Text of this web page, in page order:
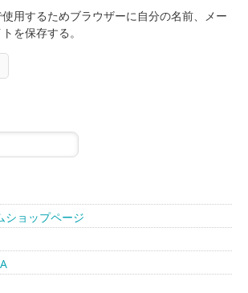
用するためブラウザーに自分の名前、メー
を保存する。
ショップページ